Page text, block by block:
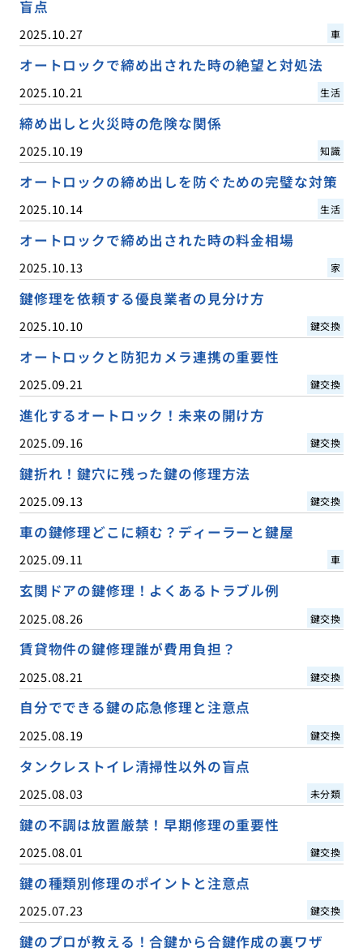
盲点
2025.10.27 車
オートロックで締め出された時の絶望と対処法
2025.10.21 生活
締め出しと火災時の危険な関係
2025.10.19 知識
オートロックの締め出しを防ぐための完璧な対策
2025.10.14 生活
オートロックで締め出された時の料金相場
2025.10.13 家
鍵修理を依頼する優良業者の見分け方
2025.10.10 鍵交換
オートロックと防犯カメラ連携の重要性
2025.09.21 鍵交換
進化するオートロック！未来の開け方
2025.09.16 鍵交換
鍵折れ！鍵穴に残った鍵の修理方法
2025.09.13 鍵交換
車の鍵修理どこに頼む？ディーラーと鍵屋
2025.09.11 車
玄関ドアの鍵修理！よくあるトラブル例
2025.08.26 鍵交換
賃貸物件の鍵修理誰が費用負担？
2025.08.21 鍵交換
自分でできる鍵の応急修理と注意点
2025.08.19 鍵交換
タンクレストイレ清掃性以外の盲点
2025.08.03 未分類
鍵の不調は放置厳禁！早期修理の重要性
2025.08.01 鍵交換
鍵の種類別修理のポイントと注意点
2025.07.23 鍵交換
鍵のプロが教える！合鍵から合鍵作成の裏ワザ